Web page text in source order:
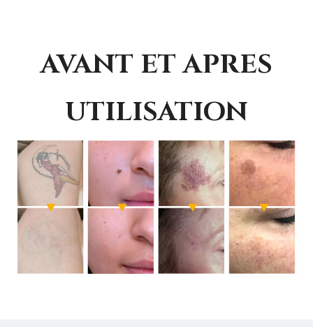
AVANT ET APRES
UTILISATION